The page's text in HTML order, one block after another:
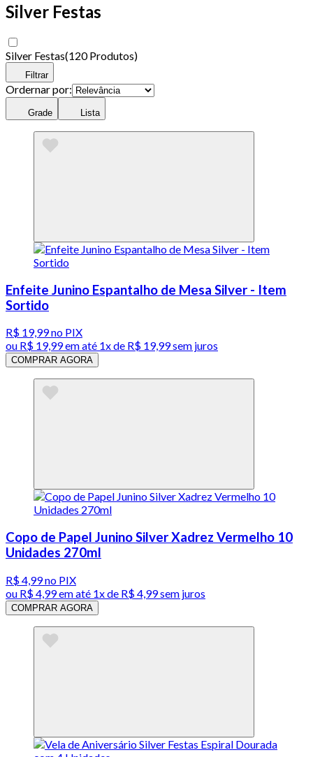
Silver Festas
Silver Festas(120 Produtos)
Filtrar
Ordernar por:
Grade Lista
Enfeite Junino Espantalho de Mesa Silver - Item
Sortido
R$ 19,99no PIX
ou R$ 19,99em até 1x de R$ 19,99sem juros
COMPRAR AGORA
Copo de Papel Junino Silver Xadrez Vermelho 10
Unidades 270ml
R$ 4,99no PIX
ou R$ 4,99em até 1x de R$ 4,99sem juros
COMPRAR AGORA